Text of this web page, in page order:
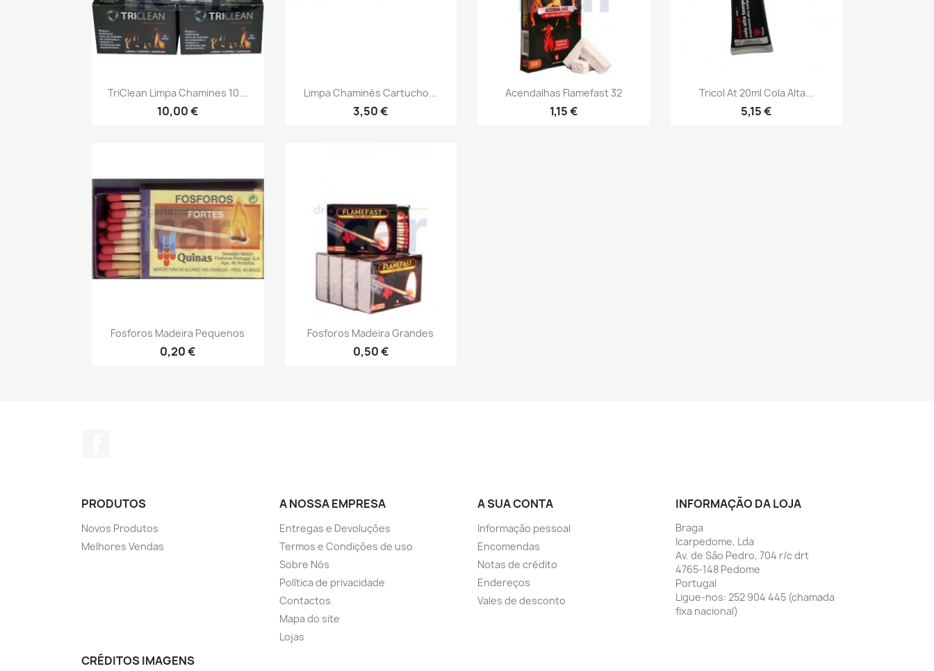
TriClean Limpa Chamines 10...
10,00 €
Vista rápida Limpa Chaminés Cartucho...
3,50 €
Vista rápida Acendalhas Flamefast 32
1,15 €
Vista rápida Tricol At 20ml Cola Alta...
5,15 €
Vista rápida
Fosforos Madeira Pequenos
0,20 €
 Vista rápida Fosforos Madeira Grandes
0,50 €
Vista rápida
PRODUTOS
Novos Produtos
Melhores Vendas
A NOSSA EMPRESA
Entregas e Devoluções
Termos e Condições de uso
Sobre Nós
Política de privacidade
Contactos
Mapa do site
Lojas
CRÉDITOS IMAGENS
A SUA CONTA
Informação pessoal
Encomendas
Notas de crédito
Endereços
Vales de desconto
INFORMAÇÃO DA LOJA
Braga
Icarpedome, Lda
Av. de São Pedro, 704 r/c drt
4765-148 Pedome
Portugal
Ligue-nos: 252 904 445 (chamada
fixa nacional)